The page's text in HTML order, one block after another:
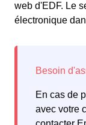
web d'EDF. Le
électronique
En cas de
avec votre